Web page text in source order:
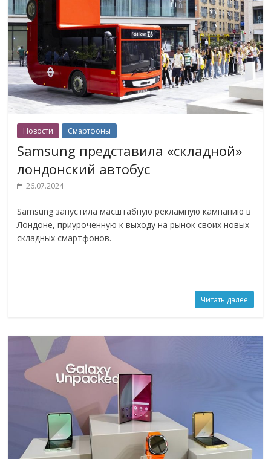
Новости Смартфоны
Samsung представила «складной»
лондонский автобус
26.07.2024
Samsung запустила масштабную рекламную кампанию в
Лондоне, приуроченную к выходу на рынок своих новых
складных смартфонов.
Читать далее